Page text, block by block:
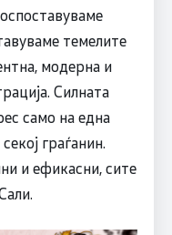
темелите
модерна и
Силната
само на една
граѓанин.
и ефикасни, сите